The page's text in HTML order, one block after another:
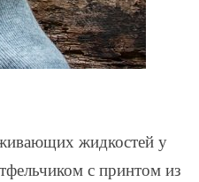
жидкостей у
с принтом из